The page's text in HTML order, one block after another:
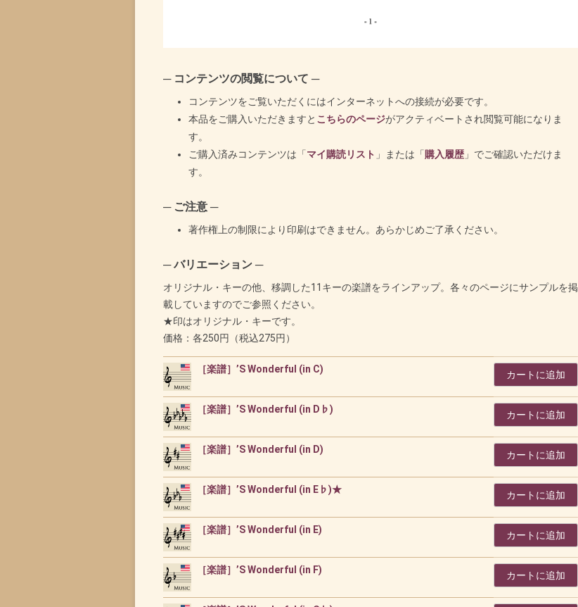
─ コンテンツの閲覧について ─
コンテンツをご覧いただくにはインターネットへの接続が必要です。
本品をご購入いただきますと こちらのページがアクティベートされ閲覧可能になりま
す。
ご購入済みコンテンツは「マイ購読リスト 」または「 購入履歴 」でご確認いただけま
す。
─ ご注意 ─
著作権上の制限により印刷はできません。あらかじめご了承ください。
─ バリエーション ─
オリジナル・キーの他、移調した11キーの楽譜をラインアップ。各々のページにサンプルを掲
載していますのでご参照ください。
★印はオリジナル・キーです。
価格：各250円（税込275円）
［楽譜］’S Wonderful (in C) カートに追加
［楽譜］’S Wonderful (in D♭) カートに追加
［楽譜］’S Wonderful (in D) カートに追加
［楽譜］’S Wonderful (in E♭)★ カートに追加
［楽譜］’S Wonderful (in E) カートに追加
［楽譜］’S Wonderful (in F) カートに追加